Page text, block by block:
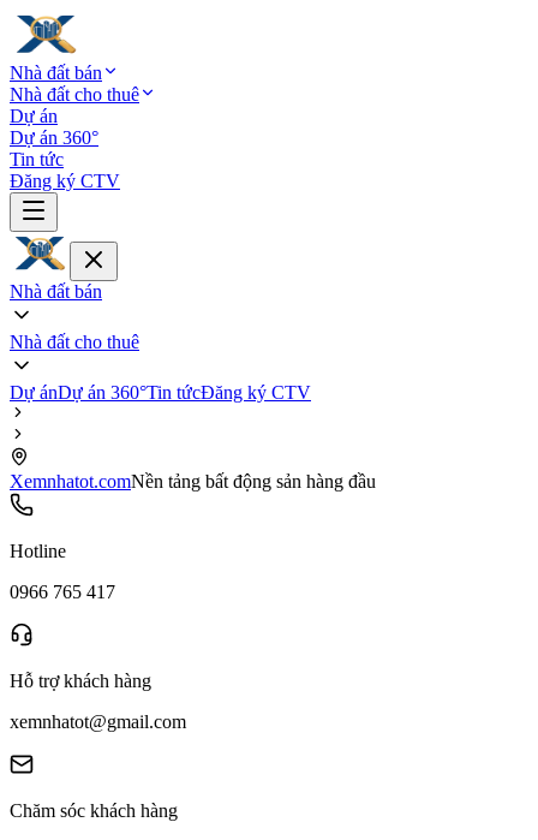
Nhà đất bán
Nhà đất cho thuê
Dự án
Dự án 360°
Tin tức
Đăng ký CTV
Nhà đất bán
Nhà đất cho thuê
Dự ánDự án 360°Tin tứcĐăng ký CTV
Xemnhatot.comNền tảng bất động sản hàng đầu
Hotline
0966 765 417
Hỗ trợ khách hàng
xemnhatot@gmail.com
Chăm sóc khách hàng